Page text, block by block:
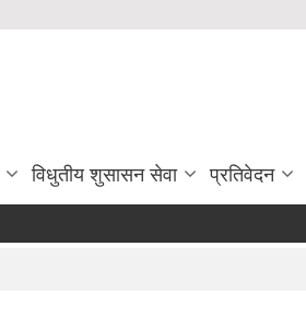
विधुतीय शुसासन सेवा प्रतिवेदन